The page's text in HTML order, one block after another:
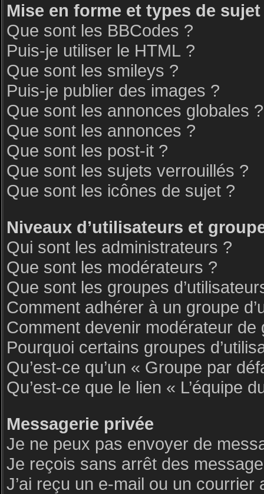
Mise en forme et types de sujet
Que sont les BBCodes ?
Puis-je utiliser le HTML ?
Que sont les smileys ?
Puis-je publier des images ?
Que sont les annonces globales ?
Que sont les annonces ?
Que sont les post-it ?
Que sont les sujets verrouillés ?
Que sont les icônes de sujet ?
Niveaux d’utilisateurs et
Qui sont les administrateurs ?
Que sont les modérateurs ?
Que sont les groupes
Comment adhérer à un groupe
Comment devenir modérateur de
Pourquoi certains groupes
Qu’est-ce qu’un « Groupe par
Qu’est-ce que le lien « L’équipe
Messagerie privée
Je ne peux pas envoyer de
Je reçois sans arrêt des
J’ai reçu un e-mail ou un courrier